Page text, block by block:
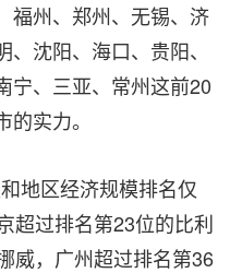
福州、郑州、无锡、济
沈阳、海口、贵阳、
宁、三亚、常州这前20
实力。
地区经济规模排名仅
超过排名第23位的比利
威，广州超过排名第36